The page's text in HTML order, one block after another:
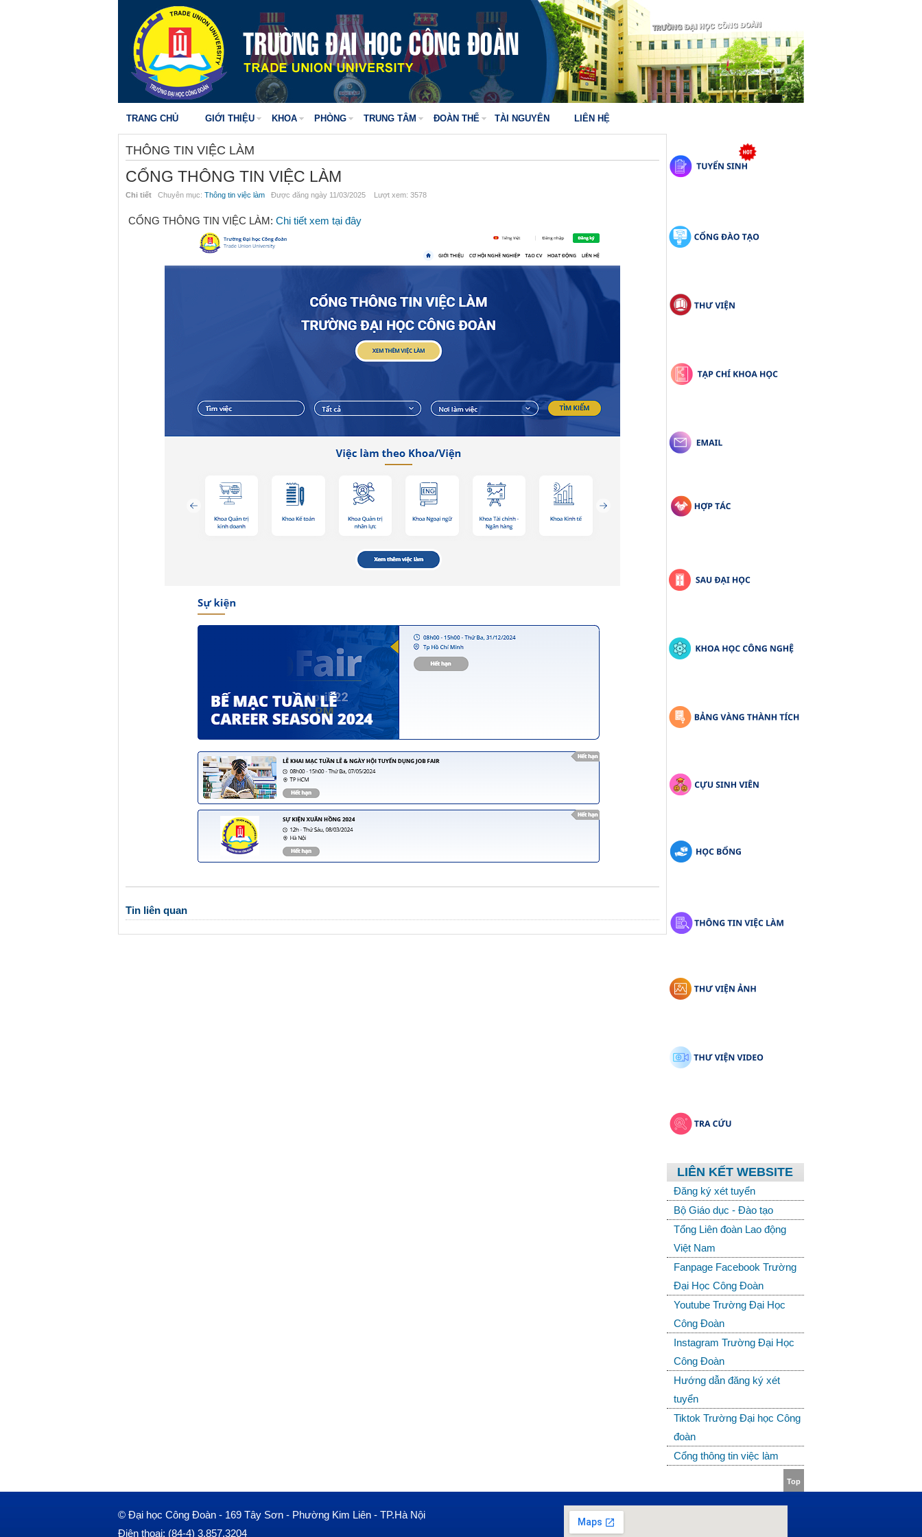
TRANG CHỦ GIỚI THIỆU KHOA PHÒNG TRUNG TÂM ĐOÀN THỂ TÀI NGUYÊN LIÊN HỆ
THÔNG TIN VIỆC LÀM
CỔNG THÔNG TIN VIỆC LÀM
Chi tiết Chuyên mục: Thông tin việc làm Được đăng ngày 11/03/2025 Lượt xem: 3578
CỔNG THÔNG TIN VIỆC LÀM: Chi tiết xem tại đây
Tin liên quan
LIÊN KẾT WEBSITE
Đăng ký xét tuyển
Bộ Giáo dục - Đào tạo
Tổng Liên đoàn Lao động
Việt Nam
Fanpage Facebook Trường
Đại Học Công Đoàn
Youtube Trường Đại Học
Công Đoàn
Instagram Trường Đại Học
Công Đoàn
Hướng dẫn đăng ký xét
tuyển
Tiktok Trường Đại học Công
đoàn
Cổng thông tin việc làm
Top
© Đại học Công Đoàn - 169 Tây Sơn - Phường Kim Liên - TP.Hà Nội
Điện thoại: (84-4) 3.857.3204